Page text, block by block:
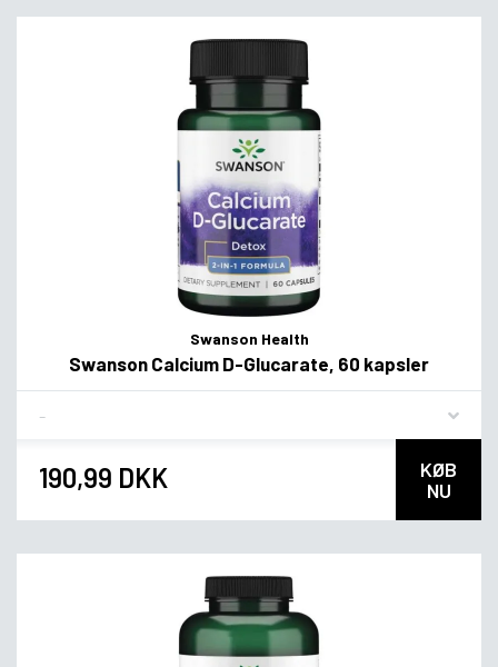
Swanson Health
Swanson Calcium D-Glucarate, 60 kapsler
190,99 DKK
KØB
NU